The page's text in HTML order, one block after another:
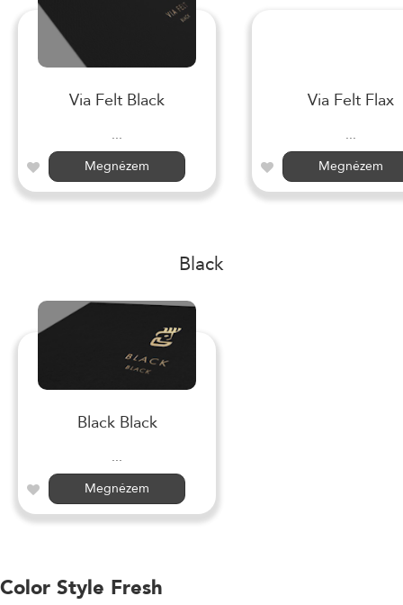
Via Felt Black
...
Megnézem
Via Felt Flax
...
Megnézem
Black
Black Black
...
Megnézem
Color Style Fresh